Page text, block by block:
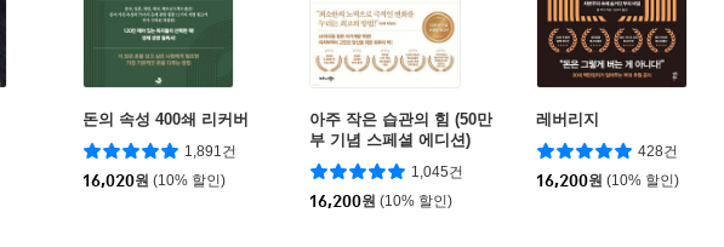
돈의 속성 400쇄 리커버
1,891건
16,020원 (10% 할인)
아주 작은 습관의 힘 (50만
부 기념 스페셜 에디션)
1,045건
16,200원 (10% 할인)
레버리지
428건
16,200원 (10% 할인)